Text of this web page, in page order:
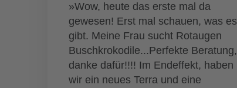
»Wow, heute das erste mal da
gewesen! Erst mal schauen, was es
gibt. Meine Frau sucht Rotaugen
Buschkrokodile...Perfekte Beratung,
danke dafür!!!! Im Endeffekt, haben
wir ein neues Terra und eine